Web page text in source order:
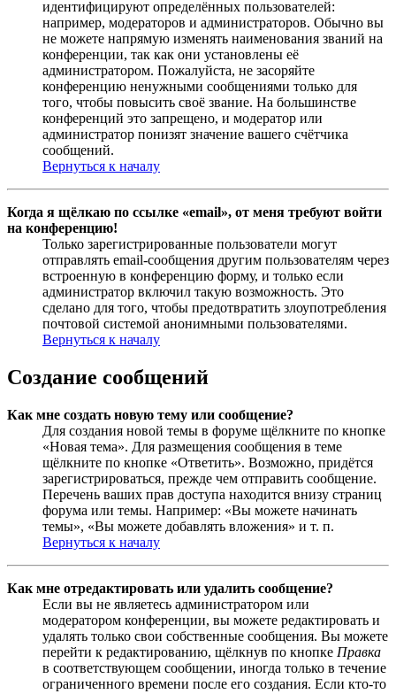
идентифицируют определённых пользователей:
например, модераторов и администраторов. Обычно вы
не можете напрямую изменять наименования званий на
конференции, так как они установлены её
администратором. Пожалуйста, не засоряйте
конференцию ненужными сообщениями только для
того, чтобы повысить своё звание. На большинстве
конференций это запрещено, и модератор или
администратор понизят значение вашего счётчика
сообщений.
Вернуться к началу
Когда я щёлкаю по ссылке «email», от меня требуют войти
на конференцию!
Только зарегистрированные пользователи могут
отправлять email-сообщения другим пользователям через
встроенную в конференцию форму, и только если
администратор включил такую возможность. Это
сделано для того, чтобы предотвратить злоупотребления
почтовой системой анонимными пользователями.
Вернуться к началу
Создание сообщений
Как мне создать новую тему или сообщение?
Для создания новой темы в форуме щёлкните по кнопке
«Новая тема». Для размещения сообщения в теме
щёлкните по кнопке «Ответить». Возможно, придётся
зарегистрироваться, прежде чем отправить сообщение.
Перечень ваших прав доступа находится внизу страниц
форума или темы. Например: «Вы можете начинать
темы», «Вы можете добавлять вложения» и т. п.
Вернуться к началу
Как мне отредактировать или удалить сообщение?
Если вы не являетесь администратором или
модератором конференции, вы можете редактировать и
удалять только свои собственные сообщения. Вы можете
перейти к редактированию, щёлкнув по кнопке Правка
в соответствующем сообщении, иногда только в течение
ограниченного времени после его создания. Если кто-то